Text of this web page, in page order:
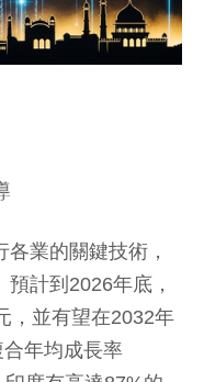
業的關鍵技術，
計到2026年底，
，並有望在2032年
年均成長率